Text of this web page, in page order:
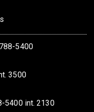
5400
3500
5400 int. 2130